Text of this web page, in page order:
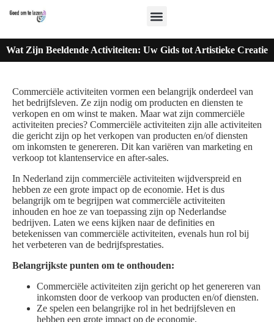
Wat Zijn Beeldende Activiteiten: Uw Gids tot Artistieke Creatie
Commerciële activiteiten vormen een belangrijk onderdeel van
het bedrijfsleven. Ze zijn nodig om producten en diensten te
verkopen en om winst te maken. Maar wat zijn commerciële
activiteiten precies? Commerciële activiteiten zijn alle activiteiten
die gericht zijn op het verkopen van producten en/of diensten
om inkomsten te genereren. Dit kan variëren van marketing en
verkoop tot klantenservice en after-sales.
In Nederland zijn commerciële activiteiten wijdverspreid en
hebben ze een grote impact op de economie. Het is dus
belangrijk om te begrijpen wat commerciële activiteiten
inhouden en hoe ze van toepassing zijn op Nederlandse
bedrijven. Laten we eens kijken naar de definities en
betekenissen van commerciële activiteiten, evenals hun rol bij
het verbeteren van de bedrijfsprestaties.
Belangrijkste punten om te onthouden:
Commerciële activiteiten zijn gericht op het genereren van
inkomsten door de verkoop van producten en/of diensten.
Ze spelen een belangrijke rol in het bedrijfsleven en
hebben een grote impact op de economie.